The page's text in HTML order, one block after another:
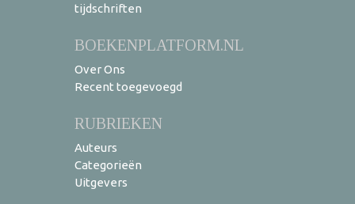
tijdschriften
BOEKENPLATFORM.NL
Over Ons
Recent toegevoegd
RUBRIEKEN
Auteurs
Categorieën
Uitgevers